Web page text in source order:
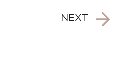
NEXT